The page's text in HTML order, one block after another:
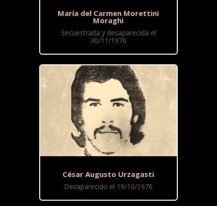
María del Carmen Morettini
Moraghi
Secuestrada y desaparecida el
30/11/1976
César Augusto Urzagasti
Desaparecido el 19/10/1976